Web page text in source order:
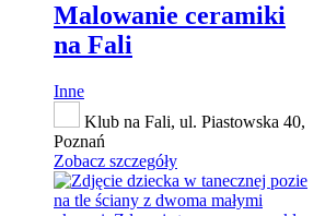
Malowanie ceramiki
na Fali
Inne
Klub na Fali, ul. Piastowska 40,
Poznań
Zobacz szczegóły